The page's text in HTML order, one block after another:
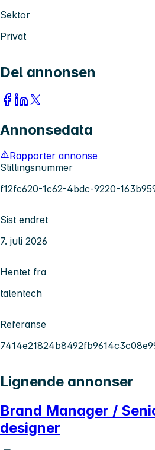
Sektor
Privat
Del annonsen
Annonsedata
Rapporter annonse
Stillingsnummer
f12fc620-1c62-4bdc-9220-
Sist endret
7. juli 2026
Hentet fra
talentech
Referanse
Lignende annonser
Brand Manager /
designer